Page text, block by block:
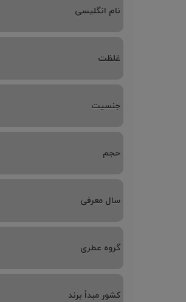
نام انگلیسی
غلظت
جنسیت
حجم
سال معرفی
گروه عطری
کشور مبدأ برند